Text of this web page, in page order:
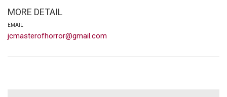
MORE DETAIL
EMAIL
jcmasterofhorror@gmail.com